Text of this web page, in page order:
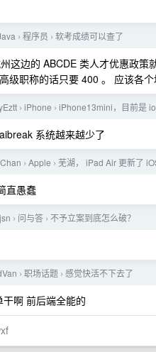
› 程序员 › 软考成绩可以查了
这边的 ABCDE 类人才优惠政
级职称的话只要 400 。 应该各个
› iPhone › iPhone13mini，目前是
系统越来越少了
› Apple › 芜湖， iPad Air 更新了
直愚蠢
› 问与答 › 不予立案到底怎么破？
› 职场话题 › 感觉快活不下去了
啊 前后端全能的